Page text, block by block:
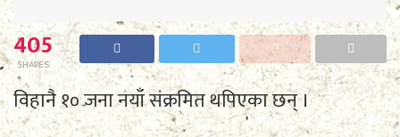
405
SHARES
विहानै १० जना नयाँ संक्रमित थपिएका छन् ।